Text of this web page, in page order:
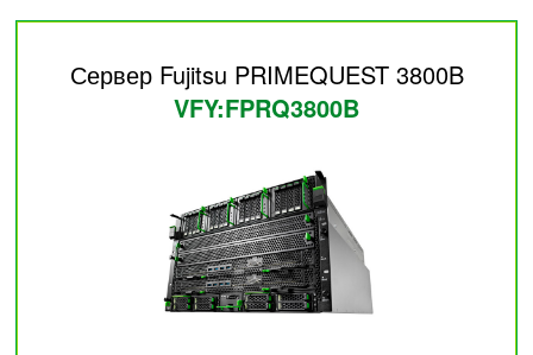
Сервер Fujitsu PRIMEQUEST 3800B
VFY:FPRQ3800B